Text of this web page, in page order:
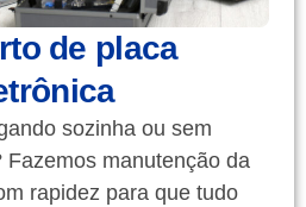
de placa
sozinha ou sem
Fazemos manutenção da
rapidez para que tudo